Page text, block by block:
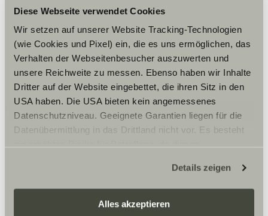
Diese Webseite verwendet Cookies
Wir setzen auf unserer Website Tracking-Technologien
(wie Cookies und Pixel) ein, die es uns ermöglichen, das
Verhalten der Webseitenbesucher auszuwerten und
unsere Reichweite zu messen. Ebenso haben wir Inhalte
Dritter auf der Website eingebettet, die ihren Sitz in den
USA haben. Die USA bieten kein angemessenes
Datenschutzniveau. Geeignete Garantien liegen für die
Datenübermittlung in das Drittland nicht vor. Es besteht
zustehen. Eingesetzte Dienstleister können Daten für
eigene Zwecke verarbeiten und mit anderen Daten
zusammenführen. Weitere Informationen finden Sie hier:
Details zeigen
Alles akzeptieren
Åpningstider
Montag – Freitag